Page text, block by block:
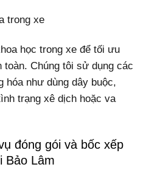
trong xe
học trong xe để tối ưu
toàn. Chúng tôi sử dụng các
hóa như dùng dây buộc,
trạng xê dịch hoặc va
đóng gói và bốc xếp
Bảo Lâm